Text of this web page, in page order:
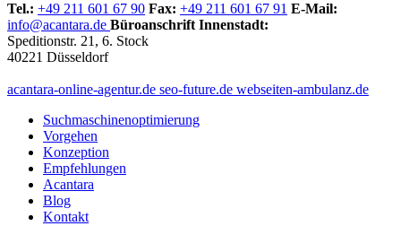
Tel.: +49 211 601 67 90 Fax: +49 211 601 67 91 E-Mail:
info@acantara.de Büroanschrift Innenstadt:
Speditionstr. 21, 6. Stock
40221 Düsseldorf
acantara-online-agentur.de seo-future.de webseiten-ambulanz.de
Suchmaschinenoptimierung
Vorgehen
Konzeption
Empfehlungen
Acantara
Blog
Kontakt